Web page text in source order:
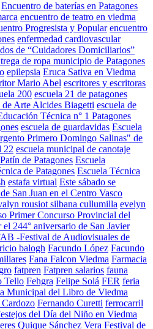
Encuentro de baterías en Patagones
encuentro de teatro en viedma
Progresista y Popular encuentro
enfermedad cardiovascular
de “Cuidadores Domiciliarios”
de ropa municipio de Patagones
epilepsia Eruca Sativa en Viedma
Mario Abel escritores y escritoras
200 escuela 21 de patagones
de Arte Alcides Biagetti escuela de
Técnica n° 1 Patagones
escuela de guardavidas Escuela
Primero Domingo Salinas" de
22 escuela municipal de canotaje
de Patagones Escuela
de Patagones Escuela Técnica
estafa virtual Este sábado se
San Juan en el Centro Vasco
rousiot silbana cullumilla evelyn
Primer Concurso Provincial del
244° aniversario de San Javier
-Festival de Audiovisuales de
balogh Facundo López Facundo
Fana Falcon Viedma Farmacia
fatpren Fatpren salarios fauna
Tello Fehgra Felipe Solá FER feria
Municipal del Libro de Viedma
Fernando Curetti ferrocarril
del Día del Niño en Viedma
Quique Sánchez Vera Festival de